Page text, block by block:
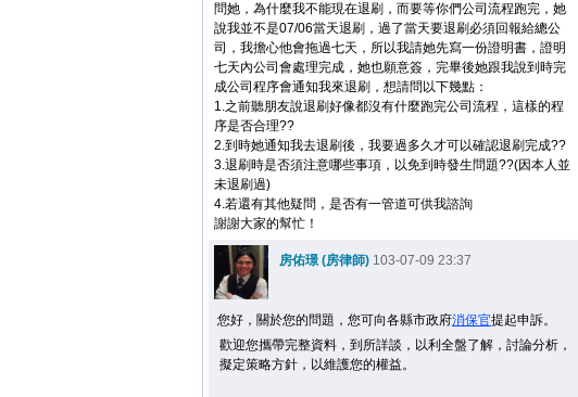
問她，為什麼我不能現在退刷，而要等你們公司流程跑完，她
說我並不是07/06當天退刷，過了當天要退刷必須回報給總公
司，我擔心他會拖過七天，所以我請她先寫一份證明書，證明
七天內公司會處理完成，她也願意簽，完畢後她跟我說到時完
成公司程序會通知我來退刷，想請問以下幾點：
1.之前聽朋友說退刷好像都沒有什麼跑完公司流程，這樣的程
序是否合理??
2.到時她通知我去退刷後，我要過多久才可以確認退刷完成??
3.退刷時是否須注意哪些事項，以免到時發生問題??(因本人並
未退刷過)
4.若還有其他疑問，是否有一管道可供我諮詢
謝謝大家的幫忙！
房佑璟 (房律師) 103-07-09 23:37
您好，關於您的問題，您可向各縣市政府消保官提起申訴。
歡迎您攜帶完整資料，到所詳談，以利全盤了解，討論分析，
擬定策略方針，以維護您的權益。